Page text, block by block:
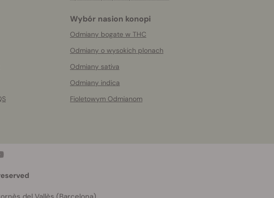
Wybór nasion konopi
Odmiany bogate w THC
Odmiany o wysokich plonach
Odmiany sativa
Odmiany indica
Fioletowym Odmianom